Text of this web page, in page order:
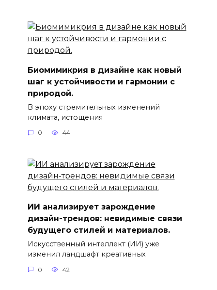
Биомимикрия в дизайне как новый
шаг к устойчивости и гармонии с
природой.
В эпоху стремительных изменений
климата, истощения
0 44
ИИ анализирует зарождение
дизайн-трендов: невидимые связи
будущего стилей и материалов.
Искусственный интеллект (ИИ) уже
изменил ландшафт креативных
0 42